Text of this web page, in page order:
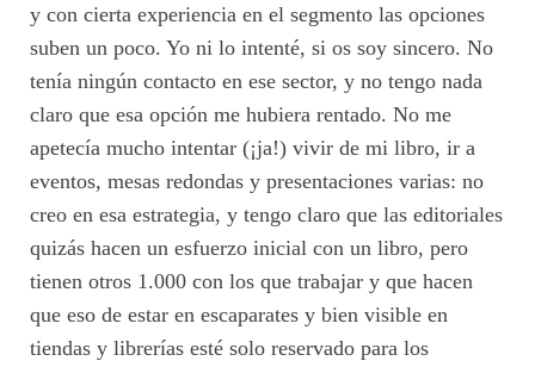
y con cierta experiencia en el segmento las opciones
suben un poco. Yo ni lo intenté, si os soy sincero. No
tenía ningún contacto en ese sector, y no tengo nada
claro que esa opción me hubiera rentado. No me
apetecía mucho intentar (¡ja!) vivir de mi libro, ir a
eventos, mesas redondas y presentaciones varias: no
creo en esa estrategia, y tengo claro que las editoriales
quizás hacen un esfuerzo inicial con un libro, pero
tienen otros 1.000 con los que trabajar y que hacen
que eso de estar en escaparates y bien visible en
tiendas y librerías esté solo reservado para los